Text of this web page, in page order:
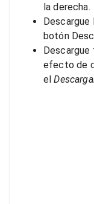
la derecha.
Descargue
botón
Descargue
efecto de
el